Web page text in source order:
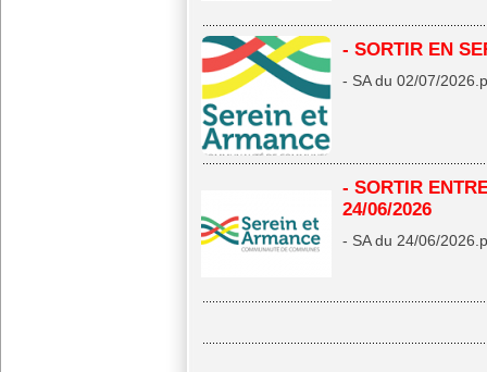
- SORTIR EN
- SA du 02/07/
- SORTIR
24/06/2026
- SA du 24/06/